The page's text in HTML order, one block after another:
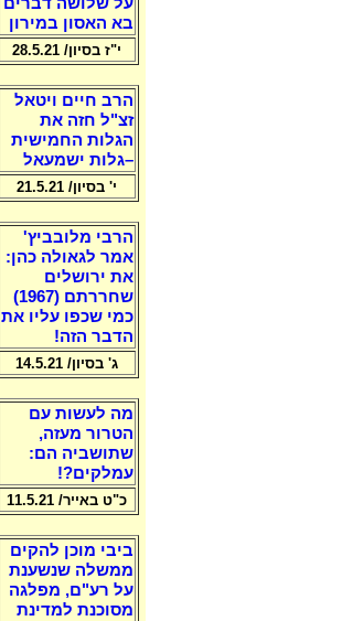
בא האסון במירון
י"ז בסיון/ 28.5.21
הרב חיים ויטאל
זצ"ל חזה את
הגלות החמישית
–גלות ישמעאל
י' בסיון/ 21.5.21
הרבי מלובביץ'
אמר לגאולה כהן:
את ירושלים
שחררתם (1967)
כמי שכפו עליו את
הדבר הזה!
ג' בסיון/ 14.5.21
מה לעשות עם
הטרור מעזה,
שתושביה הם:
עמלקים?!
כ"ט באייר/ 11.5.21
ביבי מוכן להקים
ממשלה שנשענת
על רע"ם, מפלגה
מסוכנת למדינת